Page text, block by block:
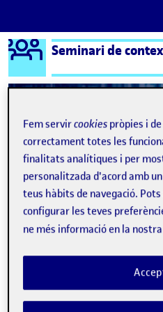
Saltar al contingut
Logo Ágora
Semestre 20211 - Aula 1
Maria
Publicat perL’artista es neix o
Publicat per
Maria Montserrat Gambús
Familiaritzar-se amb els debats
de Contextos i sistemes de l’art
L’artista es neix o es fa? Crec
Fem servircookies pròpies i
correctament totes les
finalitats analítiques i per
personalitzada d'acord amb
teus hàbits de navegació.
configurar les teves
ne més informació en la nostra